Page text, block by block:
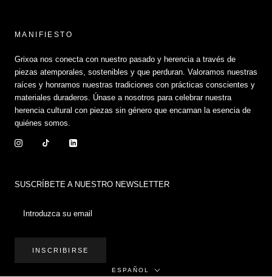
MANIFIESTO
Grixoa nos conecta con nuestro pasado y herencia a través de
piezas atemporales, sostenibles y que perduran. Valoramos nuestras
raíces y honramos nuestras tradiciones con prácticas conscientes y
materiales duraderos. Únase a nosotros para celebrar nuestra
herencia cultural con piezas sin género que encarnan la esencia de
quiénes somos.
SUSCRÍBETE A NUESTRO NEWSLETTER
INSCRIBIRSE
Idioma
ESPAÑOL